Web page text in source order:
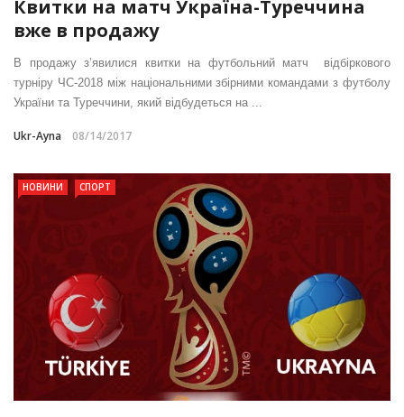
Квитки на матч Україна-Туреччина
вже в продажу
В продажу з’явилися квитки на футбольний матч відбіркового
турніру ЧС-2018 між національними збірними командами з футболу
України та Туреччини, який відбудеться на ...
Ukr-Ayna 08/14/2017
НОВИНИ СПОРТ